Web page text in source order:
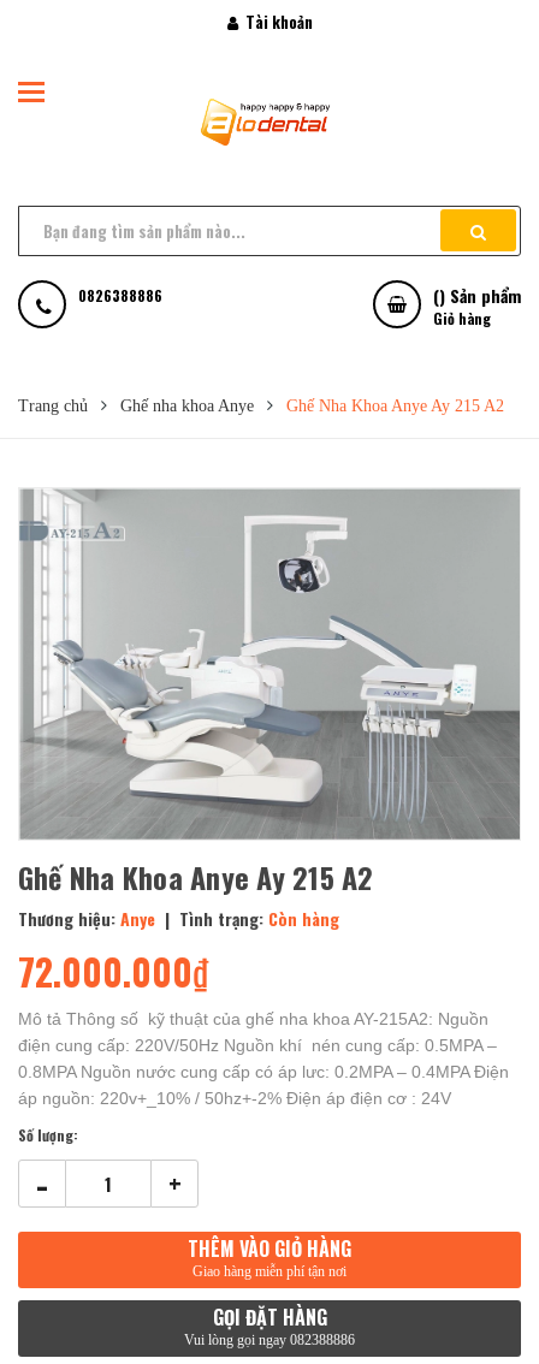
Tài khoản
0826388886 () Sản phẩm
Giỏ hàng
Trang chủ Ghế nha khoa Anye Ghế Nha Khoa Anye Ay 215 A2
Ghế Nha Khoa Anye Ay 215 A2
Thương hiệu:Anye | Tình trạng: Còn hàng
72.000.000₫
Mô tả Thông số kỹ thuật của ghế nha khoa AY-215A2: Nguồn
điện cung cấp: 220V/50Hz Nguồn khí nén cung cấp: 0.5MPA –
0.8MPA Nguồn nước cung cấp có áp lưc: 0.2MPA – 0.4MPA Điện
áp nguồn: 220v+_10% / 50hz+-2% Điện áp điện cơ : 24V
Số lượng:
- +
THÊM VÀO GIỎ HÀNG
Giao hàng miễn phí tận nơi
GỌI ĐẶT HÀNG
Vui lòng gọi ngay 082388886